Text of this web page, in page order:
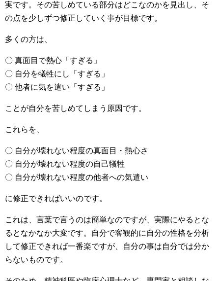
実です。その苦しめている部分はどこなのかを見出し、そ
の点を少しずつ修正していく事が目標です。
多くの方は、
〇 真面目で熱心「すぎる」
〇 自分を犠牲にし「すぎる」
〇 他者に気を遣い「すぎる」
ことが自分を苦しめてしまう原因です。
これらを、
〇 自分が壊れない程度の真面目・熱心さ
〇 自分が壊れない程度の自己犠牲
〇 自分が壊れない程度の他者への気遣い
に修正できればいいのです。
これは、言葉で言うのは簡単なのですが、実際にやるとな
るとなかなか大変です。自分で客観的に自分の性格を分析
して修正できれば一番楽ですが、自分の事は自分では分か
らないものです。